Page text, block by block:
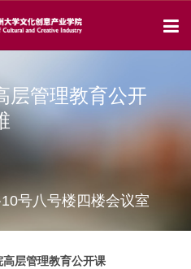
层管理教育公开
号八号楼四楼会议室
高层管理教育公开课